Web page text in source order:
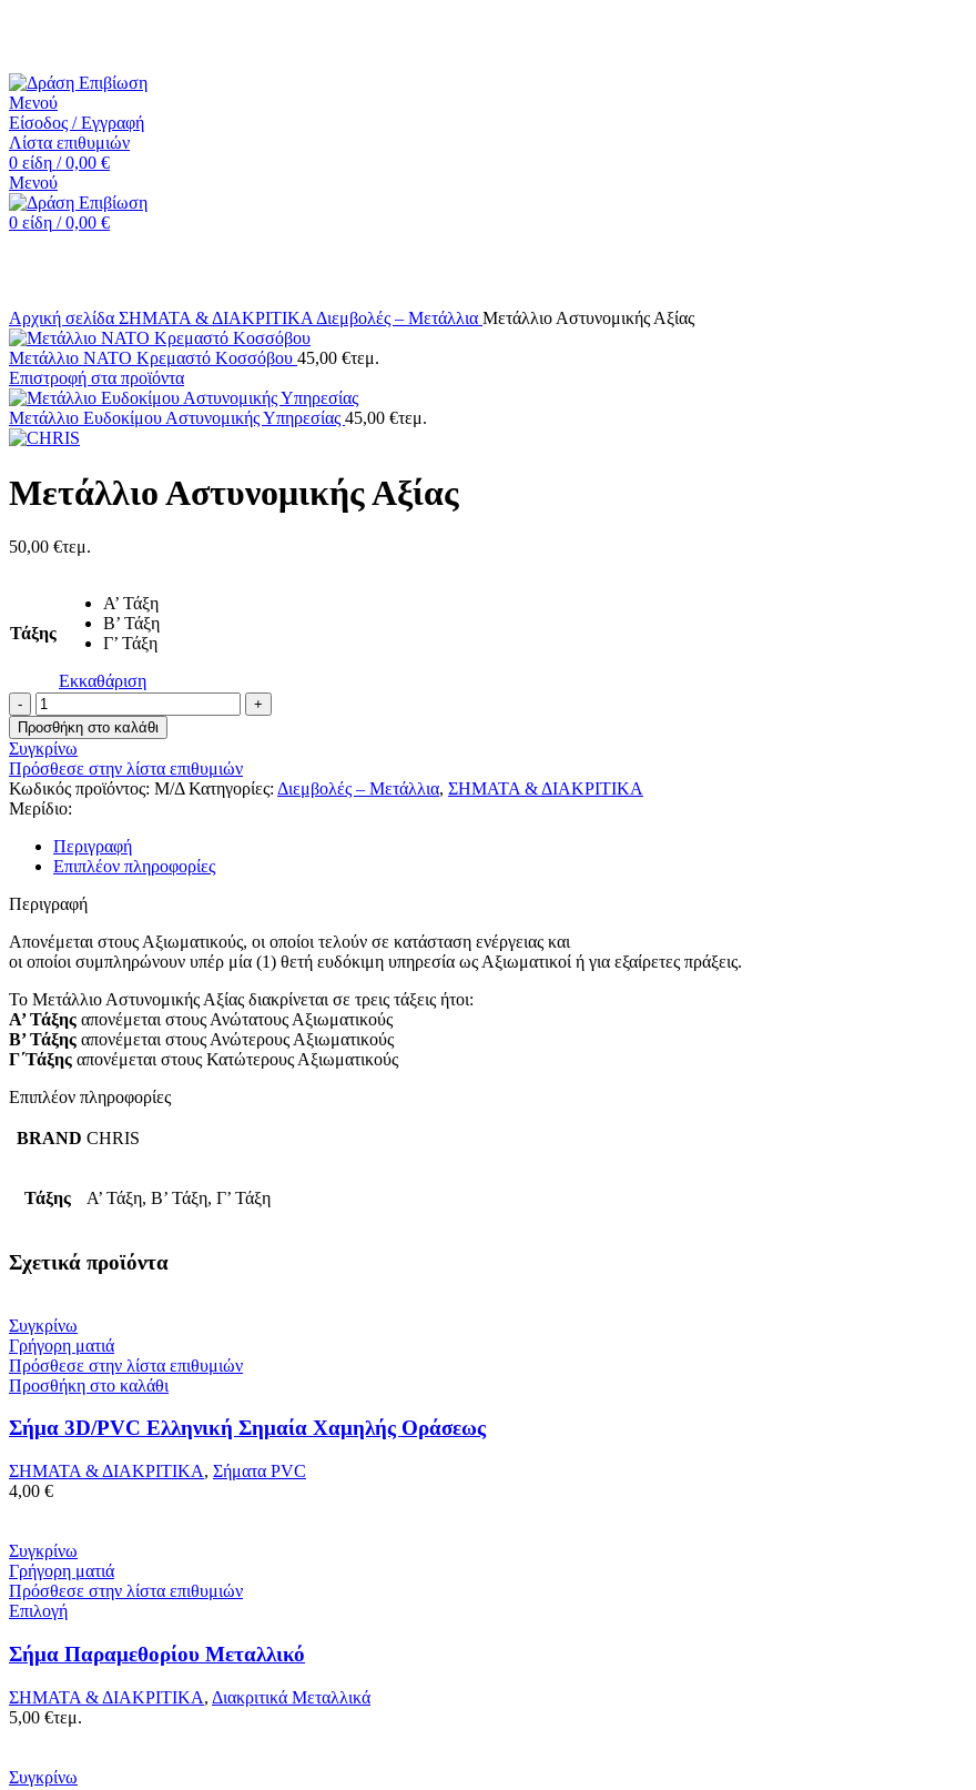
Μενού
Είσοδος / Εγγραφή
Λίστα επιθυμιών
0 είδη / 0,00 €
Μενού
0 είδη / 0,00 €
Αρχική σελίδα ΣΗΜΑΤΑ & ΔΙΑΚΡΙΤΙΚΑ Διεμβολές – Μετάλλια Μετάλλιο Αστυνομικής Αξίας
Μετάλλιο NATO Κρεμαστό Κοσσόβου 45,00 €τεμ.
Επιστροφή στα προϊόντα
Μετάλλιο Ευδοκίμου Αστυνομικής Υπηρεσίας 45,00 €τεμ.
Μετάλλιο Αστυνομικής Αξίας
50,00 €τεμ.
Τάξης
Α’ Τάξη
Β’ Τάξη
Γ’ Τάξη
Εκκαθάριση
Μετάλλιο
Αστυνομικής
Αξίας
ποσότητα
Προσθήκη στο καλάθι
Συγκρίνω
Πρόσθεσε στην λίστα επιθυμιών
Κωδικός προϊόντος: Μ/ΔΚατηγορίες: Διεμβολές – Μετάλλια, ΣΗΜΑΤΑ & ΔΙΑΚΡΙΤΙΚΑ
Μερίδιο:
Περιγραφή
Επιπλέον πληροφορίες
Περιγραφή
Απονέμεται στους Αξιωματικούς, οι οποίοι τελούν σε κατάσταση ενέργειας και
οι οποίοι συμπληρώνουν υπέρ μία (1) θετή ευδόκιμη υπηρεσία ως Αξιωματικοί ή για εξαίρετες πράξεις.
Το Μετάλλιο Αστυνομικής Αξίας διακρίνεται σε τρεις τάξεις ήτοι:
Α’ Τάξης απονέμεται στους Ανώτατους Αξιωματικούς
Β’ Τάξης απονέμεται στους Ανώτερους Αξιωματικούς
Γ΄Τάξης απονέμεται στους Κατώτερους Αξιωματικούς
Επιπλέον πληροφορίες
BRAND CHRIS
Τάξης Α’ Τάξη, Β’ Τάξη, Γ’ Τάξη
Σχετικά προϊόντα
Συγκρίνω
Γρήγορη ματιά
Πρόσθεσε στην λίστα επιθυμιών
Προσθήκη στο καλάθι
Σήμα 3D/PVC Ελληνική Σημαία Χαμηλής Οράσεως
ΣΗΜΑΤΑ & ΔΙΑΚΡΙΤΙΚΑ, Σήματα PVC
4,00 €
Συγκρίνω
Γρήγορη ματιά
Πρόσθεσε στην λίστα επιθυμιών
Επιλογή
Σήμα Παραμεθορίου Μεταλλικό
ΣΗΜΑΤΑ & ΔΙΑΚΡΙΤΙΚΑ, Διακριτικά Μεταλλικά
5,00 €τεμ.
Συγκρίνω